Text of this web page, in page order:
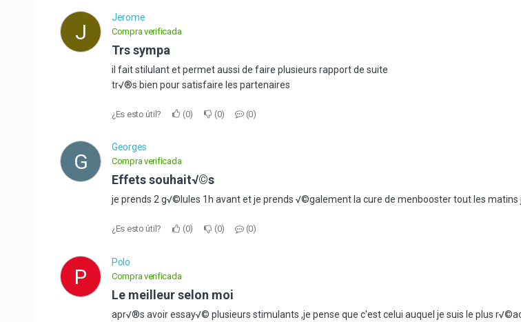
J
Jerome
Compra verificada
trs sympa
il fait stilulant et permet aussi de faire plusieurs rapport de suite
tr√®s bien pour satisfaire les partenaires
¿Es esto útil? 0 0 0
G
Georges
Compra verificada
Effets souhait√©s
je prends 2 g√©lules 1h avant et je prends √©galement la cure de menbooster tout les
¿Es esto útil? 0 0 0
P
Polo
Compra verificada
Le meilleur selon moi
apr√®s avoir essay√© plusieurs stimulants ,je pense que c'est celui auquel je suis le plus